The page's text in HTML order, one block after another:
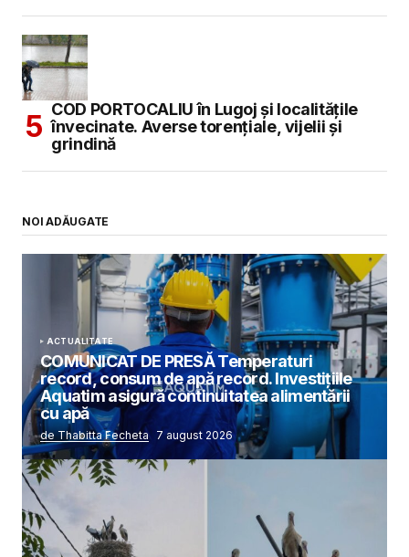
COD PORTOCALIU în Lugoj și localitățile
învecinate. Averse torențiale, vijelii și
grindină
NOI ADĂUGATE
ACTUALITATE
COMUNICAT DE PRESĂ Temperaturi
record, consum de apă record. Investițiile
Aquatim asigură continuitatea alimentării
cu apă
de Thabitta Fecheta 7 august 2026